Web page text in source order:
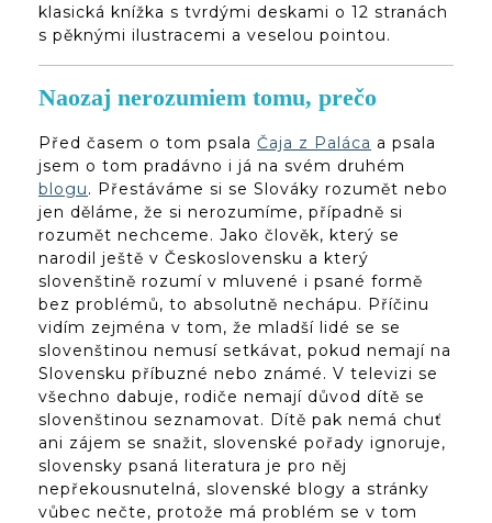
klasická knížka s tvrdými deskami o 12 stranách
s pěknými ilustracemi a veselou pointou.
Naozaj nerozumiem tomu, prečo
Před časem o tom psala Čaja z Paláca a psala
jsem o tom pradávno i já na svém druhém
blogu. Přestáváme si se Slováky rozumět nebo
jen děláme, že si nerozumíme, případně si
rozumět nechceme. Jako člověk, který se
narodil ještě v Československu a který
slovenštině rozumí v mluvené i psané formě
bez problémů, to absolutně nechápu. Příčinu
vidím zejména v tom, že mladší lidé se se
slovenštinou nemusí setkávat, pokud nemají na
Slovensku příbuzné nebo známé. V televizi se
všechno dabuje, rodiče nemají důvod dítě se
slovenštinou seznamovat. Dítě pak nemá chuť
ani zájem se snažit, slovenské pořady ignoruje,
slovensky psaná literatura je pro něj
nepřekousnutelná, slovenské blogy a stránky
vůbec nečte, protože má problém se v tom